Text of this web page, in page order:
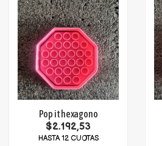
Pop it hexagono
$2.192,53
HASTA 12 CUOTAS